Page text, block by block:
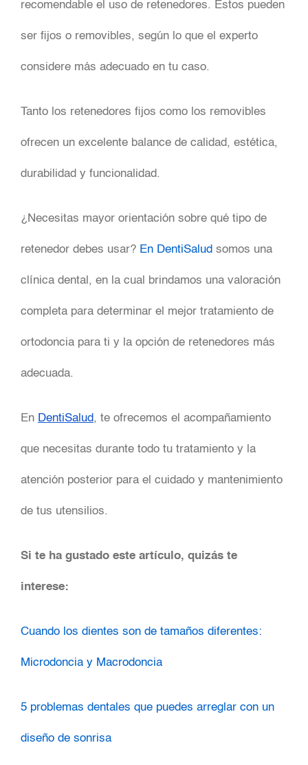
recomendable el uso de retenedores. Estos pueden
ser fijos o removibles, según lo que el experto
considere más adecuado en tu caso.
Tanto los retenedores fijos como los removibles
ofrecen un excelente balance de calidad, estética,
durabilidad y funcionalidad.
¿Necesitas mayor orientación sobre qué tipo de
retenedor debes usar? En DentiSalud somos una
clínica dental, en la cual brindamos una valoración
completa para determinar el mejor tratamiento de
ortodoncia para ti y la opción de retenedores más
adecuada.
En DentiSalud, te ofrecemos el acompañamiento
que necesitas durante todo tu tratamiento y la
atención posterior para el cuidado y mantenimiento
de tus utensilios.
Si te ha gustado este artículo, quizás te
interese:
Cuando los dientes son de tamaños diferentes:
Microdoncia y Macrodoncia
5 problemas dentales que puedes arreglar con un
diseño de sonrisa